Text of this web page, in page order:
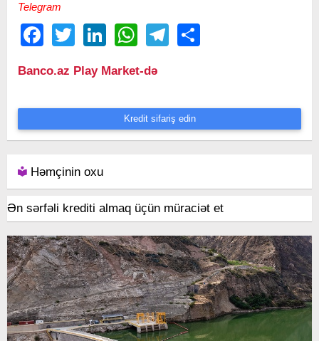
Telegram
FacebookTwitter LinkedIn WhatsAppTelegram
Banco.az Play Market-də
Kredit sifariş edin
Həmçinin oxu
Ən sərfəli krediti almaq üçün müraciət et